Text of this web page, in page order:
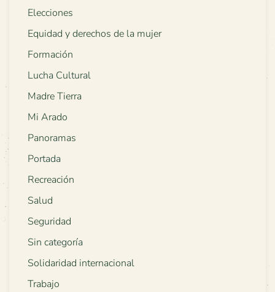
Elecciones
Equidad y derechos de la mujer
Formación
Lucha Cultural
Madre Tierra
Mi Arado
Panoramas
Portada
Recreación
Salud
Seguridad
Sin categoría
Solidaridad internacional
Trabajo